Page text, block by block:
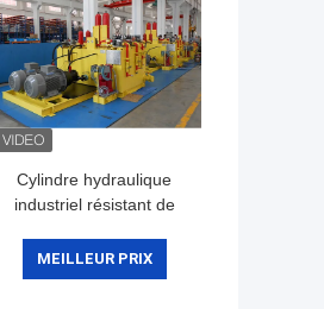
Cylindre hydraulique
industriel résistant de
travaux de construction
MEILLEUR PRIX